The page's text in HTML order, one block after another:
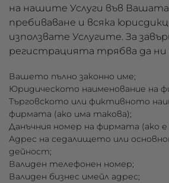
на нашите Услуги във
пребиваване и всяка
използвате Услугите. За
регистрацията трябва да
Вашето пълно законно име;
Юридическото наименование на
Търговското или фиктивното
фирмата (ако има такова);
Данъчния номер на фирмата (ако
Адрес на седалището или
дейност;
Валиден телефонен номер;
Валиден бизнес имейл адрес;